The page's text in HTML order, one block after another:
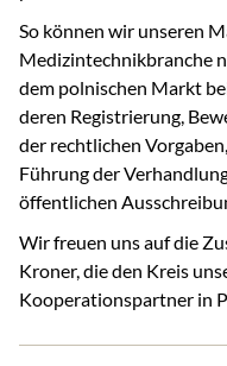
So können wir unseren
Medizintechnikbranche
dem polnischen Markt
deren Registrierung,
der rechtlichen
Führung der
öffentlichen
Wir freuen uns auf die
Kroner, die den Kreis
Kooperationspartner in